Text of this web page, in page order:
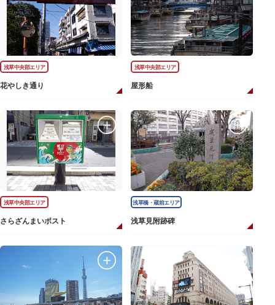
浅草中央部エリア
花やしき通り
浅草中央部エリア
屋形船
浅草中央部エリア
さらざんまいポスト
浅草橋・蔵前エリア
浅草見附跡碑